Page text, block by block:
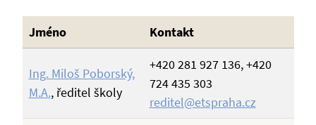
Jméno Kontakt
Ing. Miloš Poborský,
M.A., ředitel školy
+420 281 927 136, +420
724 435 303
reditel@etspraha.cz